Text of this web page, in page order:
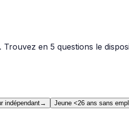
en 5 questions le
indépendant→ Jeune <26 ans sans